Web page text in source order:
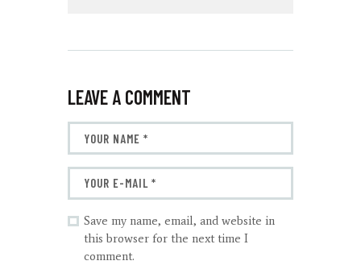
LEAVE A COMMENT
Save my name, email, and website in
this browser for the next time I
comment.